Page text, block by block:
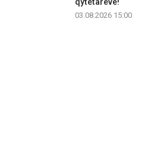
03.08.2026 15:00